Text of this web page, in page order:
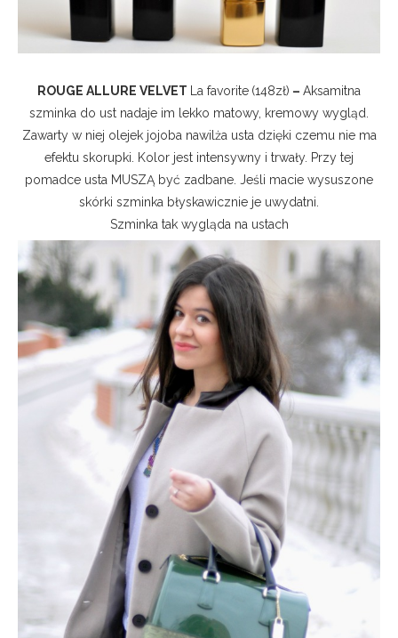
ROUGE ALLURE VELVET La favorite (148zł) – Aksamitna
szminka do ust nadaje im lekko matowy, kremowy wygląd.
Zawarty w niej olejek jojoba nawilża usta dzięki czemu nie ma
efektu skorupki. Kolor jest intensywny i trwały. Przy tej
pomadce usta MUSZĄ być zadbane. Jeśli macie wysuszone
skórki szminka błyskawicznie je uwydatni.
Szminka tak wygląda na ustach